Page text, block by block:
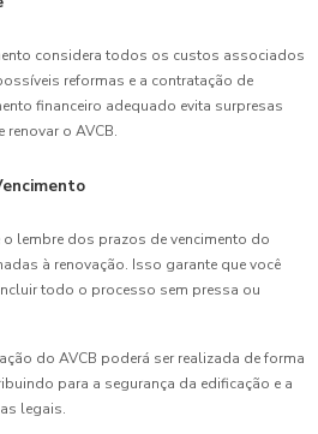
considera todos os custos associados
reformas e a contratação de
financeiro adequado evita surpresas
o AVCB.
lembre dos prazos de vencimento do
à renovação. Isso garante que você
todo o processo sem pressa ou
do AVCB poderá ser realizada de forma
para a segurança da edificação e a
legais.